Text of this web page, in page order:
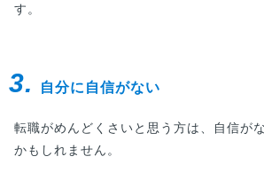
す。
3. 自分に自信がない
転職がめんどくさいと思う方は、自信が
かもしれません。